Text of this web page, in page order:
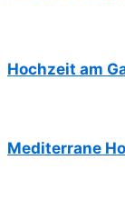
Hochzeit am
Mediterrane